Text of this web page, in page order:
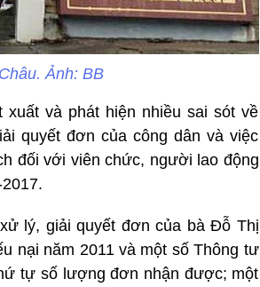
Ảnh: BB
và phát hiện nhiều sai sót về
quyết đơn của công dân và việc
đối với viên chức, người lao động
lý, giải quyết đơn của bà Đỗ Thị
nại năm 2011 và một số Thông tư
tự số lượng đơn nhận được; một